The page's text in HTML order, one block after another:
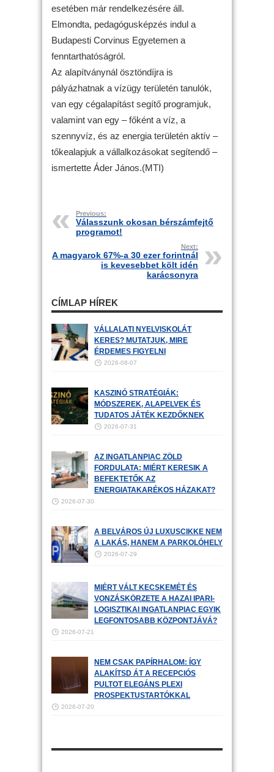
esetében már rendelkezésére áll.
Elmondta, pedagógusképzés indul a
Budapesti Corvinus Egyetemen a
fenntarthatóságról.
Az alapítványnál ösztöndíjra is
pályázhatnak a vízügy területén tanulók,
van egy cégalapítást segítő programjuk,
valamint van egy – főként a víz, a
szennyvíz, és az energia területén aktív –
tőkealapjuk a vállalkozásokat segítendő –
ismertette Áder János.(MTI)
Previous:
Válasszunk okosan bérszámfejtő
programot!
Next:
A magyarok 67%-a 30 ezer forintnál
is kevesebbet költ idén
karácsonyra
CÍMLAP HÍREK
VÁLLALATI NYELVISKOLÁT
KERES? MUTATJUK, MIRE
ÉRDEMES FIGYELNI
2026-08-07
KASZINÓ STRATÉGIÁK:
MÓDSZEREK, ALAPELVEK ÉS
TUDATOS JÁTÉK KEZDŐKNEK
2026-07-31
AZ INGATLANPIAC ZÖLD
FORDULATA: MIÉRT KERESIK A
BEFEKTETŐK AZ
ENERGIATAKARÉKOS HÁZAKAT?
2026-07-30
A BELVÁROS ÚJ LUXUSCIKKE NEM
A LAKÁS, HANEM A PARKOLÓHELY
2026-07-29
MIÉRT VÁLT KECSKEMÉT ÉS
VONZÁSKÖRZETE A HAZAI IPARI-
LOGISZTIKAI INGATLANPIAC EGYIK
LEGFONTOSABB KÖZPONTJÁVÁ?
2026-07-21
NEM CSAK PAPÍRHALOM: ÍGY
ALAKÍTSD ÁT A RECEPCIÓS
PULTOT ELEGÁNS PLEXI
PROSPEKTUSTARTÓKKAL
2026-07-20